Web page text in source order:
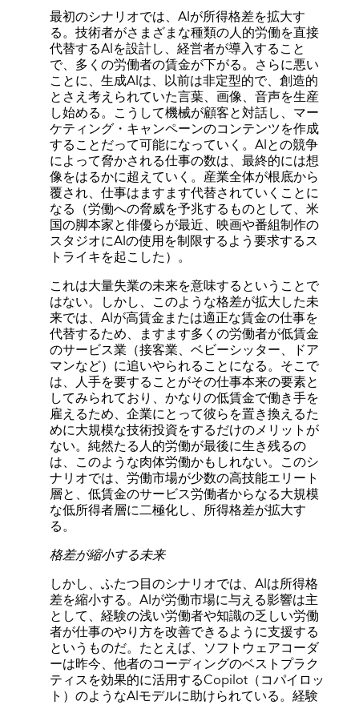
最初のシナリオでは、AIが所得格差を拡大す
る。技術者がさまざまな種類の人的労働を直接
代替するAIを設計し、経営者が導入すること
で、多くの労働者の賃金が下がる。さらに悪い
ことに、生成AIは、以前は非定型的で、創造的
とさえ考えられていた言葉、画像、音声を生産
し始める。こうして機械が顧客と対話し、マー
ケティング・キャンペーンのコンテンツを作成
することだって可能になっていく。AIとの競争
によって脅かされる仕事の数は、最終的には想
像をはるかに超えていく。産業全体が根底から
覆され、仕事はますます代替されていくことに
なる（労働への脅威を予兆するものとして、米
国の脚本家と俳優らが最近、映画や番組制作の
スタジオにAIの使用を制限するよう要求するス
トライキを起こした）。
これは大量失業の未来を意味するということで
はない。しかし、このような格差が拡大した未
来では、AIが高賃金または適正な賃金の仕事を
代替するため、ますます多くの労働者が低賃金
のサービス業（接客業、ベビーシッター、ドア
マンなど）に追いやられることになる。そこで
は、人手を要することがその仕事本来の要素と
してみられており、かなりの低賃金で働き手を
雇えるため、企業にとって彼らを置き換えるた
めに大規模な技術投資をするだけのメリットが
ない。純然たる人的労働が最後に生き残るの
は、このような肉体労働かもしれない。このシ
ナリオでは、労働市場が少数の高技能エリート
層と、低賃金のサービス労働者からなる大規模
な低所得者層に二極化し、所得格差が拡大す
る。
格差が縮小する未来
しかし、ふたつ目のシナリオでは、AIは所得格
差を縮小する。AIが労働市場に与える影響は主
として、経験の浅い労働者や知識の乏しい労働
者が仕事のやり方を改善できるように支援する
というものだ。たとえば、ソフトウェアコーダ
ーは昨今、他者のコーディングのベストプラク
ティスを効果的に活用するCopilot（コパイロッ
ト）のようなAIモデルに助けられている。経験